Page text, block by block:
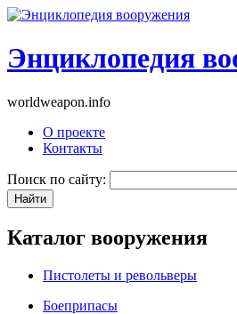
Энциклопедия
worldweapon.info
О проекте
Контакты
Поиск по сайту:
Каталог вооружения
Пистолеты и револьверы
Боеприпасы